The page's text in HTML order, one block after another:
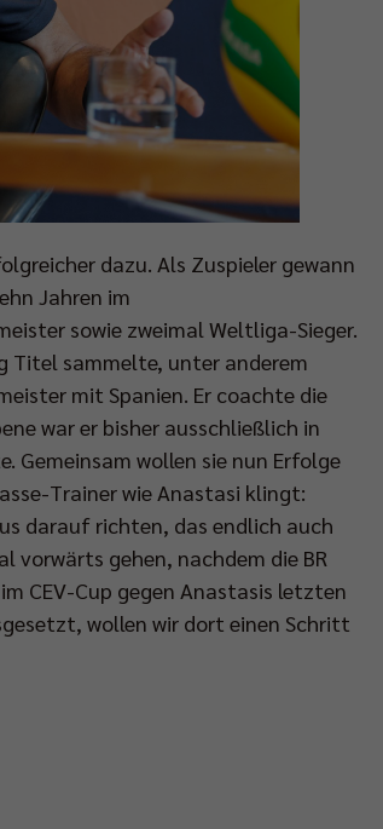
dazu. Als Zuspieler gewann
Jahren im
sowie zweimal Weltliga-Sieger.
Titel sammelte, unter anderem
mit Spanien. Er coachte die
war er bisher ausschließlich in
Gemeinsam wollen sie nun Erfolge
Trainer wie Anastasi klingt:
darauf richten, das endlich auch
vorwärts gehen, nachdem die BR
CEV-Cup gegen Anastasis letzten
wollen wir dort einen Schritt